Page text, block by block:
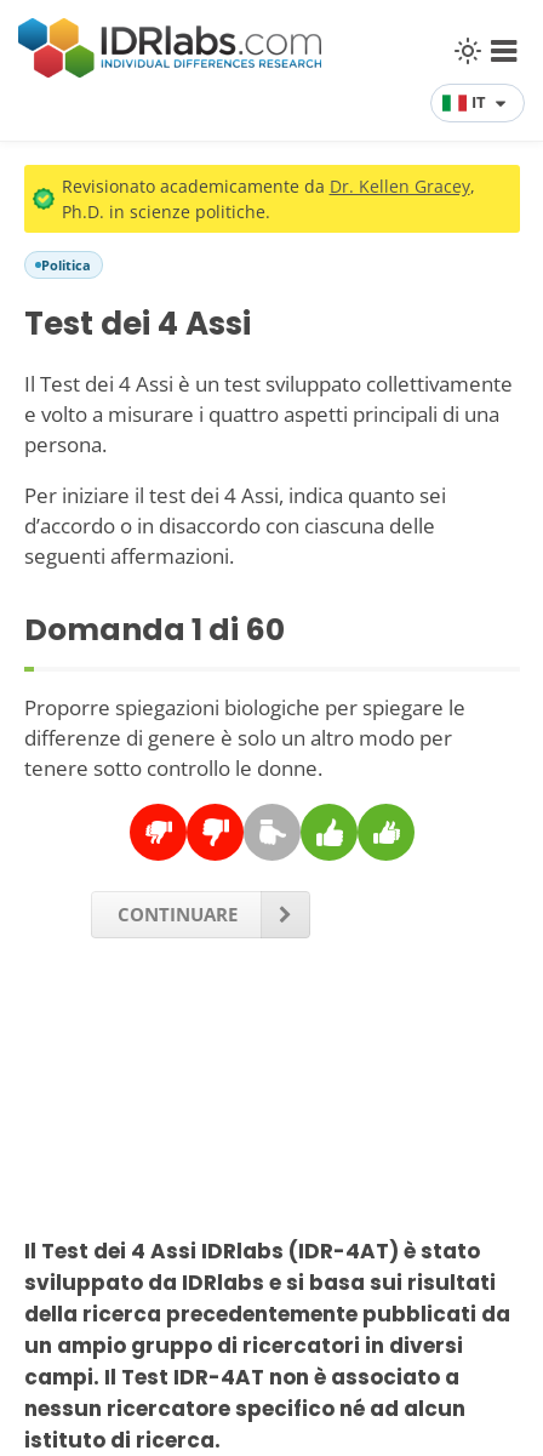
IT
Revisionato academicamente da Dr. Kellen Gracey,
Ph.D. in scienze politiche.
Politica
Test dei 4 Assi
Il Test dei 4 Assi è un test sviluppato collettivamente
e volto a misurare i quattro aspetti principali di una
persona.
Per iniziare il test dei 4 Assi, indica quanto sei
d’accordo o in disaccordo con ciascuna delle
seguenti affermazioni.
Domanda 1 di 60
Proporre spiegazioni biologiche per spiegare le
differenze di genere è solo un altro modo per
tenere sotto controllo le donne.
CONTINUARE
Il Test dei 4 Assi IDRlabs (IDR-4AT) è stato
sviluppato da IDRlabs e si basa sui risultati
della ricerca precedentemente pubblicati da
un ampio gruppo di ricercatori in diversi
campi. Il Test IDR-4AT non è associato a
nessun ricercatore specifico né ad alcun
istituto di ricerca.